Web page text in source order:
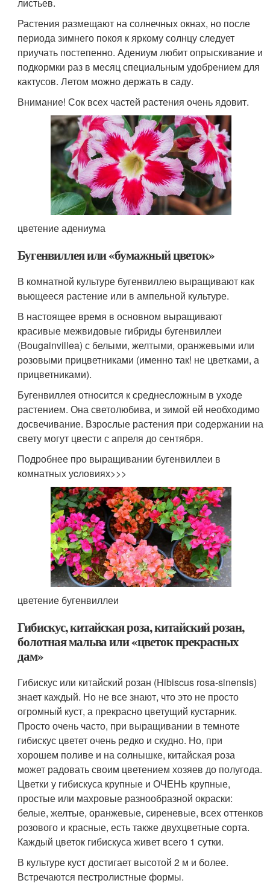
Растения размещают на солнечных окнах, но после
периода зимнего покоя к яркому солнцу следует
приучать постепенно. Адениум любит опрыскивание и
подкормки раз в месяц специальным удобрением для
кактусов. Летом можно держать в саду.
Внимание! Сок всех частей растения очень ядовит.
цветение адениума
Бугенвиллея или «бумажный цветок»
В комнатной культуре бугенвиллею выращивают как
вьющееся растение или в ампельной культуре.
В настоящее время в основном выращивают
красивые межвидовые гибриды бугенвиллеи
(Bougainvillea) с белыми, желтыми, оранжевыми или
розовыми прицветниками (именно так! не цветками, а
прицветниками).
Бугенвиллея относится к среднесложным в уходе
растением. Она светолюбива, и зимой ей необходимо
досвечивание. Взрослые растения при содержании на
свету могут цвести с апреля до сентября.
Подробнее про выращивании бугенвиллеи в
комнатных уcловиях>>>
цветение бугенвиллеи
Гибискус, китайская роза, китайский розан,
болотная мальва или «цветок прекрасных
дам»
Гибискус или китайский розан (Hibiscus rosa-sinensis)
знает каждый. Но не все знают, что это не просто
огромный куст, а прекрасно цветущий кустарник.
Просто очень часто, при выращивании в темноте
гибискус цветет очень редко и скудно. Но, при
хорошем поливе и на солнышке, китайская роза
может радовать своим цветением хозяев до полугода.
Цветки у гибискуса крупные и ОЧЕНЬ крупные,
простые или махровые разнообразной окраски:
белые, желтые, оранжевые, сиреневые, всех оттенков
розового и красные, есть также двухцветные сорта.
Каждый цветок гибискуса живет всего 1 сутки.
В культуре куст достигает высотой 2 м и более.
Встречаются пестролистные формы.